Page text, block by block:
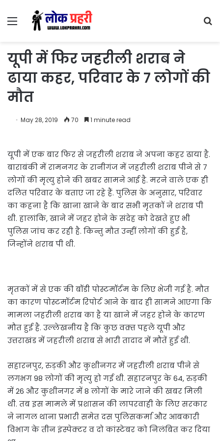
Menu
यूपी में फिर जहरीली शराब ने
ढाया कहर, परिवार के 7 लोगों की
मौत
May 28, 2019 70 1 minute read
यूपी में एक बार फिर से जहरीली शराब ने अपना कहर ढाया है.
बाराबंकी में रामनगर के रानीगंज में ज़हरीली शराब पीने से 7
लोगों की मृत्यु होने की खबर सामने आई है. मरने वाले एक ही
दलित परिवार के बताए जा रहे हैं. पुलिस के अनुसार, परिवार
का कहना है कि खाना खाने के बाद सभी मृतकों ने शराब पी
थी. हालांकि, खाने में जहर होने के संदेह को देखते हुए भी
पुलिस जांच कर रही है. किन्तु मौत उन्हीं लोगों की हुई है,
जिन्होंने शराब पी थी.
मृतकों में से एक की बॉडी पोस्टमॉर्टम के लिए भेजी गई है. मौत
का कारण पोस्टमॉर्टम रिपोर्ट आने के बाद ही सामने आएगा कि
मामला जहरीली शराब का है या खाने में जहर होने के कारण
मौत हुई है. उल्लेखनीय है कि कुछ वक़्त पहले यूपी और
उत्तराखंड में जहरीली शराब से भारी तादाद में मौतें हुई थी.
सहारनपुर, रुड़की और कुशीनगर में जहरीली शराब पीने से
लगभग 98 लोगों की मृत्यु हो गई थी. सहारनपुर के 64, रुड़की
में 26 और कुशीनगर में 8 लोगों के मारे जाने की खबर मिली
थी. तब इस मामले में प्रशासन की लापरवाही के लिए सरकार
ने नागल थाना प्रभारी समेत दस पुलिसकर्मा और आबकारी
विभाग के तीन इंस्पेक्टर व दो कांस्टेबर को निलंबित कर दिया